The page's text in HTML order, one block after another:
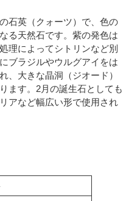
石英（クォーツ）で、色の
る天然石です。紫の発色は
理によってシトリンなど別
ブラジルやウルグアイをは
、大きな晶洞（ジオード）
ます。2月の誕生石としても
アなど幅広い形で使用され